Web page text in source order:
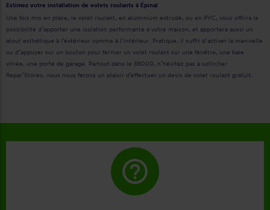
Estimez votre installation de volets roulants à Épinal
Une fois mis en place, le volet roulant, en aluminium extrudé, ou en PVC, vous offrira la
possibilité d’apporter une isolation performante à votre maison, et apportera aussi un
atout esthétique à l’extérieur comme à l’intérieur. Pratique, il suffit d’activer la manivelle
ou d’appuyer sur un bouton pour fermer un volet roulant sur une fenêtre, une baie
vitrée, une porte de garage. Partout dans le 88000, n’hésitez pas à solliciter
Repar’Stores, nous nous ferons un plaisir d’effectuer un devis de volet roulant gratuit.
help_outline